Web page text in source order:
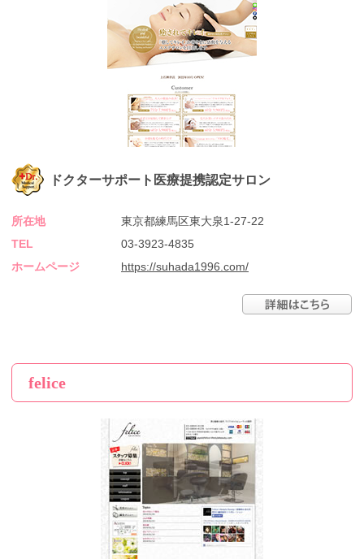
ドクターサポート医療提携認定サロン
所在地
東京都練馬区東大泉1-27-22
TEL
03-3923-4835
ホームページ
https://suhada1996.com/
felice